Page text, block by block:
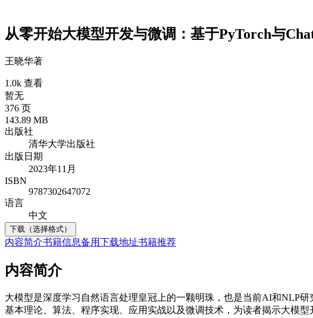
从零开始大模型开发与微调：基于PyTorch与
王晓华著
1.0k 查看
暂无
376 页
143.89 MB
出版社
清华大学出版社
出版日期
2023年11月
ISBN
9787302647072
语言
中文
下载（选择格式）
内容简介书籍信息备用下载地址书籍推荐
内容简介
大模型是深度学习自然语言处理皇冠上的一颗明珠，也是当前AI和NLP
基本理论、算法、程序实现、应用实战以及微调技术，为读者揭示大模型